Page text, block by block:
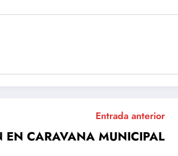
Entrada anterior
EN CARAVANA MUNICIPAL